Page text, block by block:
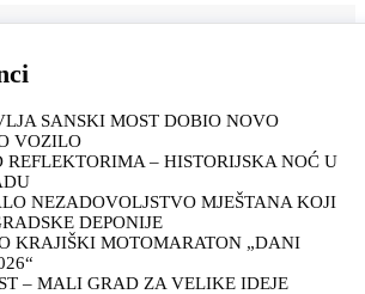
SANSKI MOST DOBIO NOVO
VOZILO
REFLEKTORIMA – HISTORIJSKA NOĆ U
NEZADOVOLJSTVO MJEŠTANA KOJI
DEPONIJE
KRAJIŠKI MOTOMARATON „DANI
– MALI GRAD ZA VELIKE IDEJE